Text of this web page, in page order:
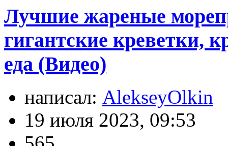
Лучшие жареные
гигантские креветки,
еда (Видео)
написал: AlekseyOlkin
19 июля 2023, 09:53